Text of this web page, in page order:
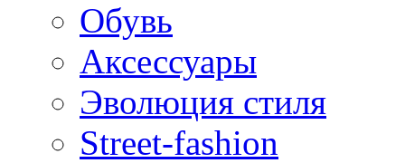
Обувь
Аксессуары
Эволюция стиля
Street-fashion